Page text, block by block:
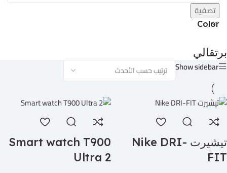
تصفية
Color
برتقالي
Show sidebar
تيشيرت Nike DRI-
FIT
Smart watch T900
Ultra 2